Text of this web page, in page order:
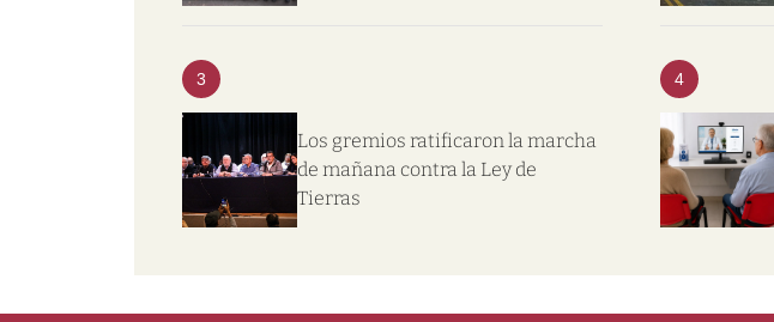
3
Los gremios ratificaron la marcha
de mañana contra la Ley de
Tierras
4